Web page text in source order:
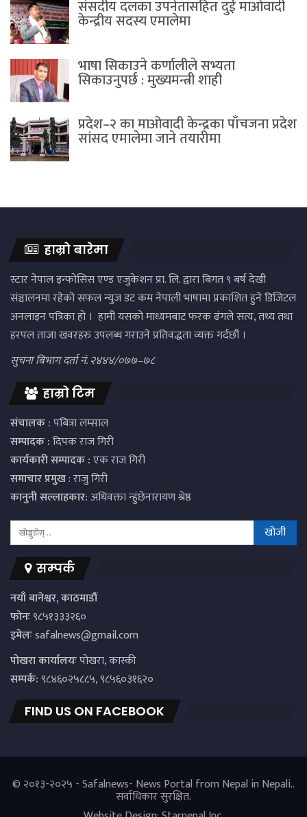
संसदीय दलका उपनेतासहित दुई माओवादी
केन्द्रीय सदस्य एमालेमा
भाषा सिकाउने कर्णालीले सभ्यता
सिकाउनुपर्छ : मुख्यमन्त्री शाही
प्रदेश–२ का माओवादी केन्द्रका पाँचजना प्रदेश
सांसद एमालेमा जाने तयारीमा
हाम्रो बारेमा
स्टार नेपाल इन्फोसिस एण्ड एजुकेशन प्रा. लि. द्वारा बिगत ९ बर्ष देखी
संञ्चालनमा रहेको सफल न्युज डट कम नेपाली भाषामा प्रकाशित हुने डिजिटल
अनलाइन पत्रिका हो । हामी यसको माध्यमबाट फरक ढंगले सत्य, तथ्य तथा
हरपल ताजा खवरहरु उपलब्ध गराउने प्रतिवद्धता व्यक्त गर्दछौं ।
सुचना बिभाग दर्ता नं. २४४४/०७७–७८
हाम्रो टिम
संचालक :पबित्रा लम्साल
सम्पादक :दिपक राज गिरी
कार्यकारी सम्पादक :एक राज गिरी
समाचार प्रमुख: राजु गिरी
कानुनी सल्लाहकार:अधिवक्ता न्हुंछेनारायण श्रेष्ठ
सम्पर्क
नयाँ बानेश्वर, काठमाडौं
फोनः९८५१३३३२६०
इमेलःsafalnews@gmail.com
पाेखरा कार्यालयःपोखरा, कास्की
सम्पर्क:९८४६०२५८८५, ९८५६०३१६२०
FIND US ON FACEBOOK
© २०१३-२०२५ - Safalnews- News Portal from Nepal in Nepali..
सर्वाधिकार सुरक्षित.